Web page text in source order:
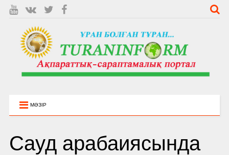
МӘЗІР
Сауд арабаиясында